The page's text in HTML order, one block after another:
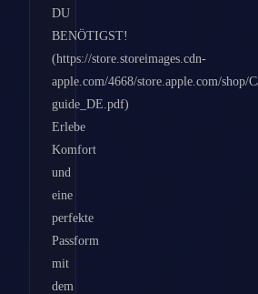
DU
BENÖTIGST!
(https://store.storeimages.cdn-
apple.com/4668/store.apple.com/shop/
guide_DE.pdf)
Erlebe
Komfort
und
eine
perfekte
Passform
mit
dem